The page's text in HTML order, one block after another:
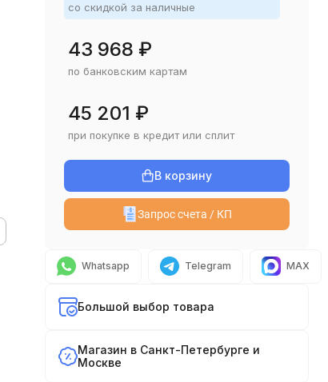
со скидкой за наличные
43 968 ₽
по банковским картам
45 201 ₽
при покупке в кредит или сплит
В корзину
Запрос счета / КП
Whatsapp Telegram MAX
Большой выбор товара
Магазин в Санкт-Петербурге и
Москве